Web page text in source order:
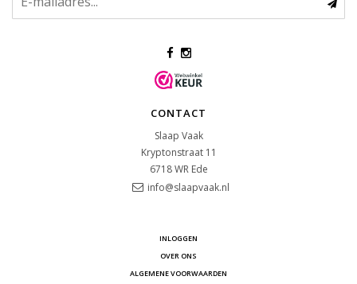
CONTACT
Slaap Vaak
Kryptonstraat 11
6718 WR Ede
info@slaapvaak.nl
INLOGGEN
OVER ONS
ALGEMENE VOORWAARDEN